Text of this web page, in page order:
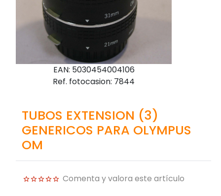
EAN: 5030454004106
Ref. fotocasion: 7844
TUBOS EXTENSION (3)
GENERICOS PARA OLYMPUS
OM
Comenta y valora este artículo